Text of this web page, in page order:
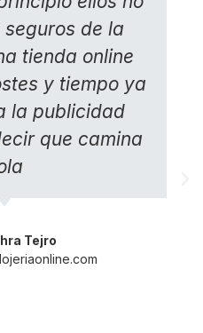
de la
tienda online
y tiempo ya
la publicidad
que camina
Tejro